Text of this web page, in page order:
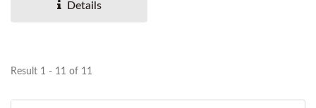
Details
Result 1 - 11 of 11